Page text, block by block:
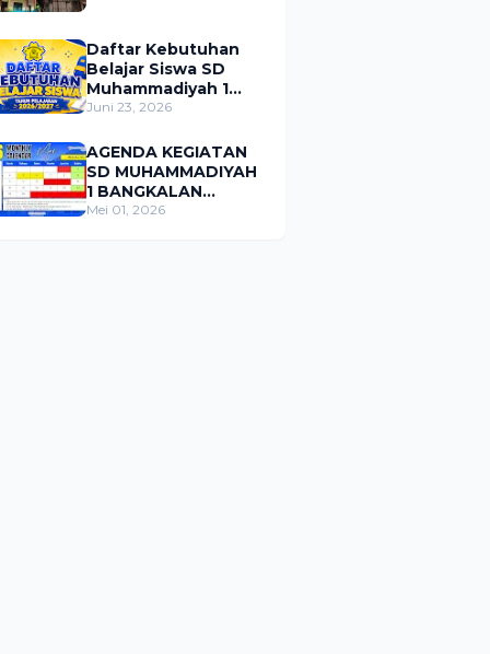
Daftar Kebutuhan
Belajar Siswa SD
Muhammadiyah 1
Bangkalan Tahun
Juni 23, 2026
AGENDA KEGIATAN
SD MUHAMMADIYAH
1 BANGKALAN
BULAN MEI 2026
Mei 01, 2026